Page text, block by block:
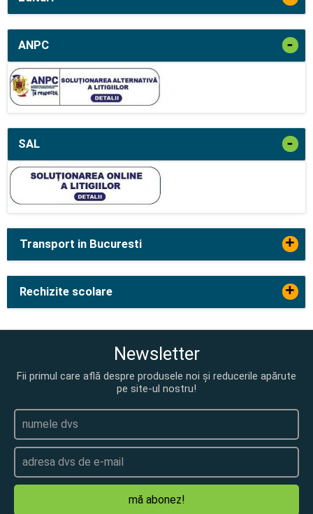
ANPC -
SAL -
Transport in Bucuresti +
Rechizite scolare +
Newsletter
Fii primul care află despre produsele noi și reducerile apărute
pe site-ul nostru!
mă abonez!